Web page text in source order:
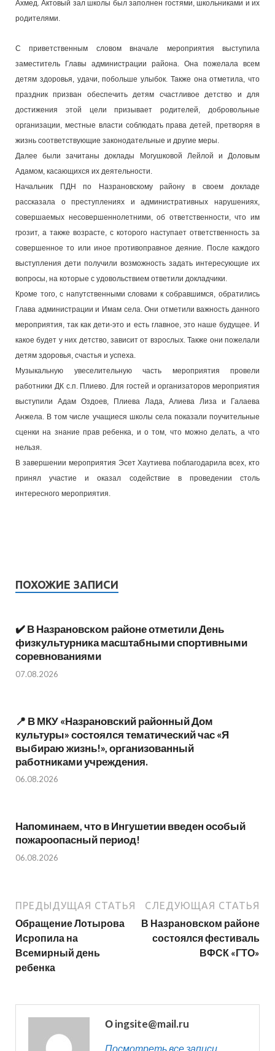
Ахмед. Актовый зал школы был заполнен гостями, школьниками и их
родителями.
С приветственным словом вначале мероприятия выступила
заместитель Главы администрации района. Она пожелала всем
детям здоровья, удачи, побольше улыбок. Также она отметила, что
праздник призван обеспечить детям счастливое детство и для
достижения этой цели призывает родителей, добровольные
организации, местные власти соблюдать права детей, претворяя в
жизнь соответствующие законодательные и другие меры.
Далее были зачитаны доклады Могушковой Лейлой и Доловым
Адамом, касающихся их деятельности.
Начальник ПДН по Назрановскому району в своем докладе
рассказала о преступлениях и административных нарушениях,
совершаемых несовершеннолетними, об ответственности, что им
грозит, а также возрасте, с которого наступает ответственность за
совершенное то или иное противоправное деяние. После каждого
выступления дети получили возможность задать интересующие их
вопросы, на которые с удовольствием ответили докладчики.
Кроме того, с напутственными словами к собравшимся, обратились
Глава администрации и Имам села. Они отметили важность данного
мероприятия, так как дети-это и есть главное, это наше будущее. И
какое будет у них детство, зависит от взрослых. Также они пожелали
детям здоровья, счастья и успеха.
Музыкальную увеселительную часть мероприятия провели
работники ДК с.п. Плиево. Для гостей и организаторов мероприятия
выступили Адам Оздоев, Плиева Лада, Алиева Лиза и Галаева
Анжела. В том числе учащиеся школы села показали поучительные
сценки на знание прав ребенка, и о том, что можно делать, а что
нельзя.
В завершении мероприятия Эсет Хаутиева поблагодарила всех, кто
принял участие и оказал содействие в проведении столь
интересного мероприятия.
ПОХОЖИЕ ЗАПИСИ
✔️ В Назрановском районе отметили День
физкультурника масштабными спортивными
соревнованиями
07.08.2026
📍 В МКУ «Назрановский районный Дом
культуры» состоялся тематический час «Я
выбираю жизнь!», организованный
работниками учреждения.
06.08.2026
Напоминаем, что в Ингушетии введен особый
пожароопасный период!⁣⁣⠀
06.08.2026
ПРЕДЫДУЩАЯ СТАТЬЯ
Обращение Лотырова
Исропила на
Всемирный день
ребенка
СЛЕДУЮЩАЯ СТАТЬЯ
В Назрановском районе
состоялся фестиваль
ВФСК «ГТО»
О ingsite@mail.ru
Посмотреть все записи